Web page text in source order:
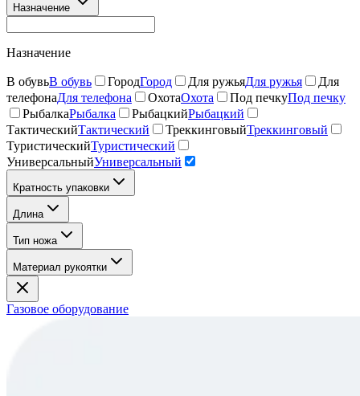
Назначение
Назначение
В обувьВ обувь ГородГород Для ружьяДля ружья
Для
телефонаДля телефона ОхотаОхота Под печкуПод печку
РыбалкаРыбалка РыбацкийРыбацкий
ТактическийТактический ТреккинговыйТреккинговый
ТуристическийТуристический
УниверсальныйУниверсальный
Кратность упаковки
Длина
Тип ножа
Материал рукоятки
Газовое оборудование